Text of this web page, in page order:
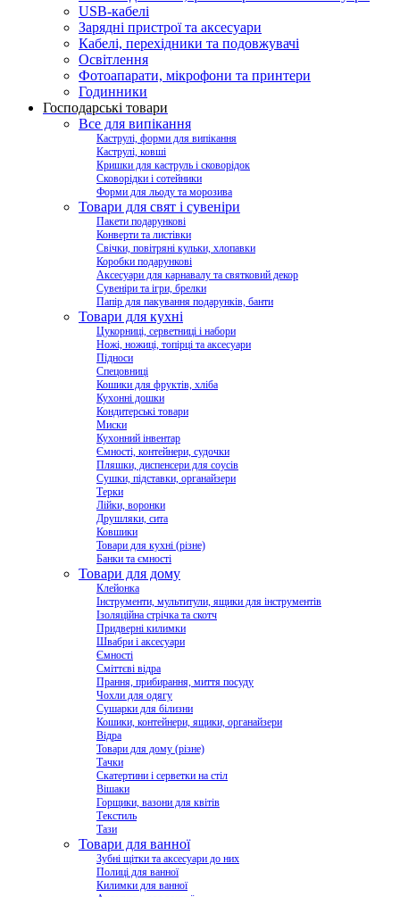
USB-кабелі
Зарядні пристрої та аксесуари
Кабелі, перехідники та подовжувачі
Освітлення
Фотоапарати, мікрофони та принтери
Годинники
Господарські товари
Все для випікання
Каструлі, форми для випікання
Каструлі, ковші
Кришки для каструль і сковорідок
Сковорідки і сотейники
Форми для льоду та морозива
Товари для свят і сувеніри
Пакети подарункові
Конверти та листівки
Свічки, повітряні кульки, хлопавки
Коробки подарункові
Аксесуари для карнавалу та святковий декор
Сувеніри та ігри, брелки
Папір для пакування подарунків, банти
Товари для кухні
Цукорниці, серветниці і набори
Ножі, ножиці, топірці та аксесуари
Підноси
Спецовниці
Кошики для фруктів, хліба
Кухонні дошки
Кондитерські товари
Миски
Кухонний інвентар
Ємності, контейнери, судочки
Пляшки, диспенсери для соусів
Сушки, підставки, органайзери
Терки
Лійки, воронки
Друшляки, сита
Ковшики
Товари для кухні (різне)
Банки та ємності
Товари для дому
Клейонка
Інструменти, мультитули, ящики для інструментів
Ізоляційна стрічка та скотч
Придверні килимки
Швабри і аксесуари
Ємності
Сміттєві відра
Прання, прибирання, миття посуду
Чохли для одягу
Сушарки для білизни
Кошики, контейнери, ящики, органайзери
Відра
Товари для дому (різне)
Тачки
Скатертини і серветки на стіл
Вішаки
Горщики, вазони для квітів
Текстиль
Тази
Товари для ванної
Зубні щітки та аксесуари до них
Полиці для ванної
Килимки для ванної